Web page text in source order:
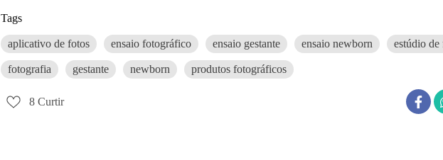
Tags
aplicativo de fotos ensaio fotográfico ensaio gestante ensaio newborn estúdio de
fotografia gestante newborn produtos fotográficos
8 Curtir